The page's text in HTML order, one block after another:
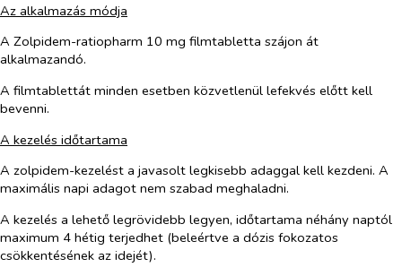
Az alkalmazás módja
A Zolpidem-ratiopharm 10 mg filmtabletta szájon át
alkalmazandó.
A filmtablettát minden esetben közvetlenül lefekvés előtt kell
bevenni.
A kezelés időtartama
A zolpidem-kezelést a javasolt legkisebb adaggal kell kezdeni. A
maximális napi adagot nem szabad meghaladni.
A kezelés a lehető legrövidebb legyen, időtartama néhány naptól
maximum 4 hétig terjedhet (beleértve a dózis fokozatos
csökkentésének az idejét).